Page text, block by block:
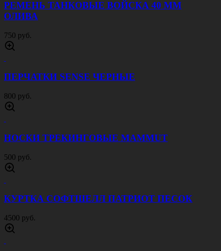
РЕМЕНЬ ТАНКОВЫЕ ВОЙСКА 40 ММ
ОЛИВА
750 руб.
ПЕРЧАТКИ SENSE ЧЕРНЫЕ
800 руб.
НОСКИ ТРЕКИНГОВЫЕ MAMMUT
500 руб.
КУРТКА СОФТШЕЛЛ ПАТРИОТ ПЕСОК
4500 руб.